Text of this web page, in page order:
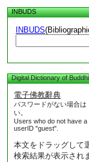
INBUDS
INBUDS
Digital Dictionary of
電子佛教辭典
パスワードがない場合
い。
Users who do not have
userID "guest".
本文をドラッグして
検索結果が表示され